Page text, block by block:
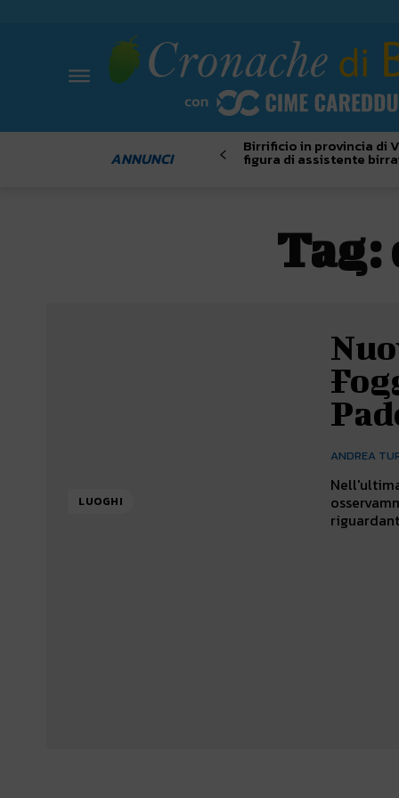
ANNUNCI
Birrificio in provincia di
figura di assistente
Tag:
LUOGHI
ANDREA